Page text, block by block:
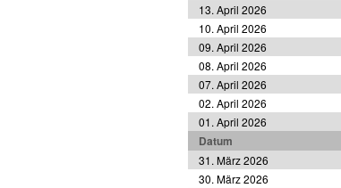
13. April 2026
10. April 2026
09. April 2026
08. April 2026
07. April 2026
02. April 2026
01. April 2026
Datum
31. März 2026
30. März 2026